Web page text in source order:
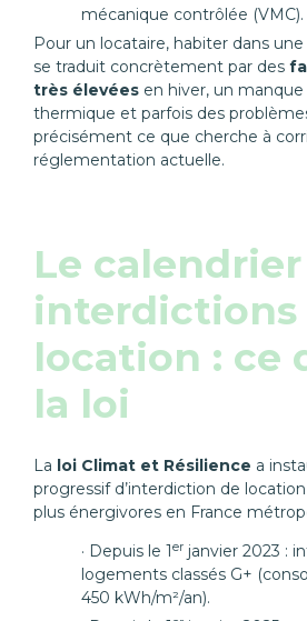
mécanique contrôlée (VMC).
Pour un locataire, habiter dans
se traduit concrètement par des
très élevées en hiver, un
thermique et parfois des
précisément ce que cherche à
réglementation actuelle.
Le
interdictions
location : ce
la loi
La loi Climat et Résilience a
progressif d’interdiction de
plus énergivores en France
Depuis le 1er janvier 2023 :
logements classés G+
450 kWh/m²/an).